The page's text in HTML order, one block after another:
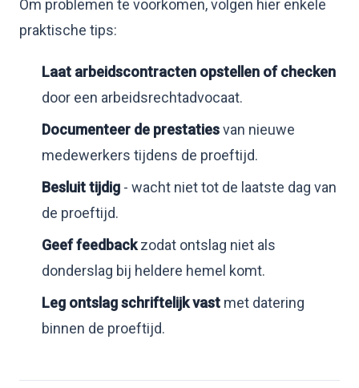
Om problemen te voorkomen, volgen hier enkele
praktische tips:
Laat arbeidscontracten opstellen of checken
door een arbeidsrechtadvocaat.
Documenteer de prestatiesvan nieuwe
medewerkers tijdens de proeftijd.
Besluit tijdig - wacht niet tot de laatste dag van
de proeftijd.
Geef feedbackzodat ontslag niet als
donderslag bij heldere hemel komt.
Leg ontslag schriftelijk vast met datering
binnen de proeftijd.